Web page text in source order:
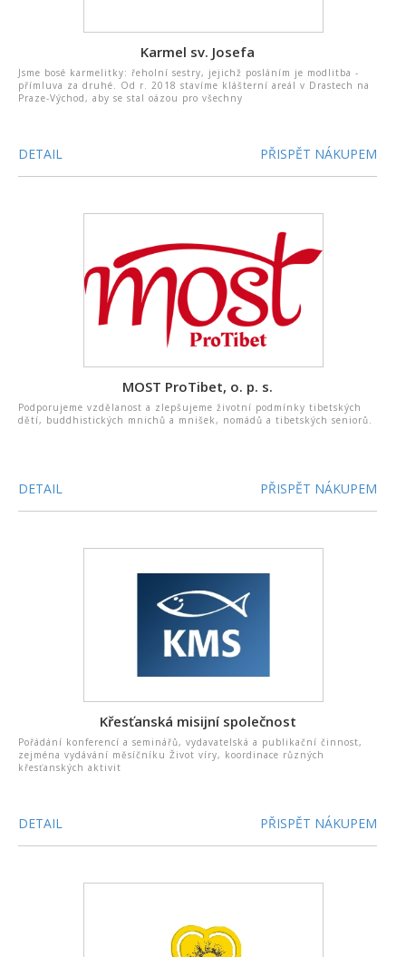
Karmel sv. Josefa
Jsme bosé karmelitky: řeholní sestry, jejichž posláním je modlitba -
přímluva za druhé. Od r. 2018 stavíme klášterní areál v Drastech na
Praze-Východ, aby se stal oázou pro všechny
DETAIL PŘISPĚT NÁKUPEM
MOST ProTibet, o. p. s.
Podporujeme vzdělanost a zlepšujeme životní podmínky tibetských
dětí, buddhistických mnichů a mnišek, nomádů a tibetských seniorů.
DETAIL PŘISPĚT NÁKUPEM
Křesťanská misijní společnost
Pořádání konferencí a seminářů, vydavatelská a publikační činnost,
zejména vydávání měsíčníku Život víry, koordinace různých
křesťanských aktivit
DETAIL PŘISPĚT NÁKUPEM